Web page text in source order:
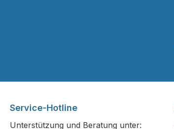
Service-Hotline
Unterstützung und Beratung unter: